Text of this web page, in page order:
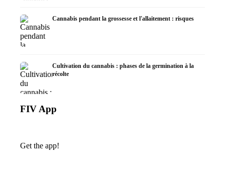
Cannabis pendant la grossesse et l'allaitement : risques
Cultivation du cannabis : phases de la germination à la
récolte
FIV App
Get the app!